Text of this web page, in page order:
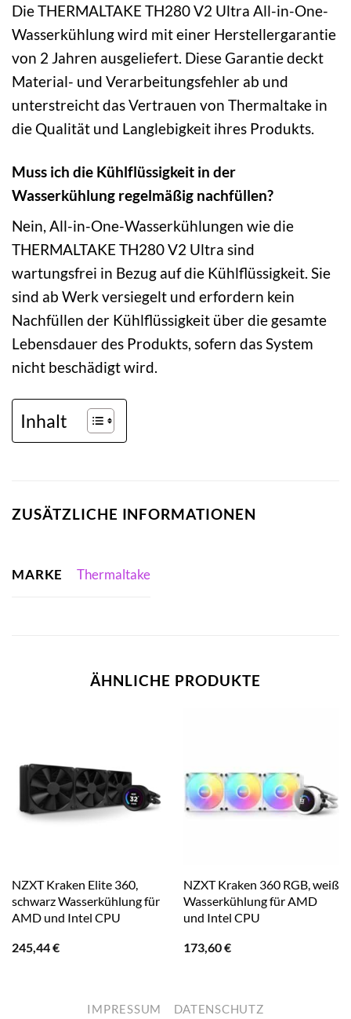
Die THERMALTAKE TH280 V2 Ultra All-in-One-
Wasserkühlung wird mit einer Herstellergarantie
von 2 Jahren ausgeliefert. Diese Garantie deckt
Material- und Verarbeitungsfehler ab und
unterstreicht das Vertrauen von Thermaltake in
die Qualität und Langlebigkeit ihres Produkts.
Muss ich die Kühlflüssigkeit in der
Wasserkühlung regelmäßig nachfüllen?
Nein, All-in-One-Wasserkühlungen wie die
THERMALTAKE TH280 V2 Ultra sind
wartungsfrei in Bezug auf die Kühlflüssigkeit. Sie
sind ab Werk versiegelt und erfordern kein
Nachfüllen der Kühlflüssigkeit über die gesamte
Lebensdauer des Produkts, sofern das System
nicht beschädigt wird.
Inhalt
ZUSÄTZLICHE INFORMATIONEN
MARKE Thermaltake
ÄHNLICHE PRODUKTE
NZXT Kraken Elite 360,
schwarz Wasserkühlung für
AMD und Intel CPU
245,44€
NZXT Kraken 360 RGB, weiß
Wasserkühlung für AMD
und Intel CPU
173,60€
IMPRESSUM DATENSCHUTZ